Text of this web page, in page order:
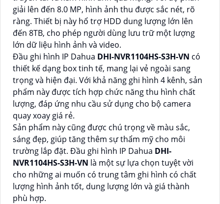
giải lên đến 8.0 MP, hình ảnh thu được sắc nét, rõ
ràng. Thiết bị này hổ trợ HDD dung lượng lớn lên
đến 8TB, cho phép người dùng lưu trữ một lượng
lớn dữ liệu hình ảnh và video.
Đầu ghi hình IP Dahua DHI-NVR1104HS-S3H-VN có
thiết kế dạng box tinh tế, mang lại vẻ ngoài sang
trọng và hiện đại. Với khả năng ghi hình 4 kênh, sản
phẩm này được tích hợp chức năng thu hình chất
lượng, đáp ứng nhu cầu sử dụng cho bộ camera
quay xoay giá rẻ.
Sản phẩm này cũng được chú trọng về màu sắc,
sáng đẹp, giúp tăng thêm sự thẩm mỹ cho môi
trường lắp đặt. Đầu ghi hình IP Dahua DHI-
NVR1104HS-S3H-VN là một sự lựa chọn tuyệt vời
cho những ai muốn có trung tâm ghi hình có chất
lượng hình ảnh tốt, dung lượng lớn và giá thành
phù hợp.